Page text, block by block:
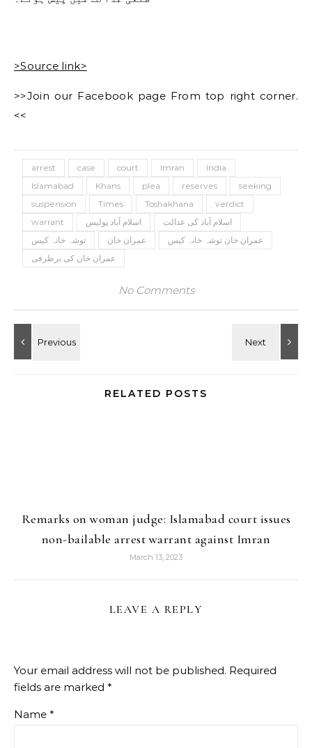
>Source link>
>>Join our Facebook page From top right corner.
<<
arrest case court Imran
India
Islamabad
Khans plea reserves
seeking
suspension
Times Toshakhana
verdict
warrant
اسلام آباد پولیس
اسلام آباد کی عدالت
توشہ خانہ کیس
عمران خان
عمران خان توشہ خانہ کیس
عمران خان کی برطرفی
No Comments
RELATED POSTS
Remarks on woman judge: Islamabad court issues
non-bailable arrest warrant against Imran
March 13, 2023
LEAVE A REPLY
Your email address will not be published. Required
fields are marked *
Name *